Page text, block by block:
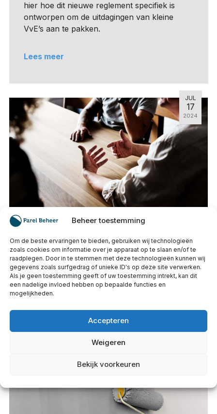
Beheer toestemming
Om de beste ervaringen te bieden, gebruiken wij technologieën
zoals cookies om informatie over je apparaat op te slaan en/of te
raadplegen. Door in te stemmen met deze technologieën kunnen wij
gegevens zoals surfgedrag of unieke ID's op deze site verwerken.
Als je geen toestemming geeft of uw toestemming intrekt, kan dit
een nadelige invloed hebben op bepaalde functies en
mogelijkheden.
Accepteren
Weigeren
Bekijk voorkeuren
hier hoe dit nieuwe reglement specifiek is
ontworpen om de uitdagingen van kleine
VvE’s aan te pakken.
Lees meer
JUL
17
2024
Burenruzie: Hoe gaat u hiermee om?
Hoe lost u burenruzies op en hoe voorkomt
u ze binnen uw VvE? Lees hier hoe u
effectief kunt omgaan met deze situaties en
wat uw VvE kan doen.